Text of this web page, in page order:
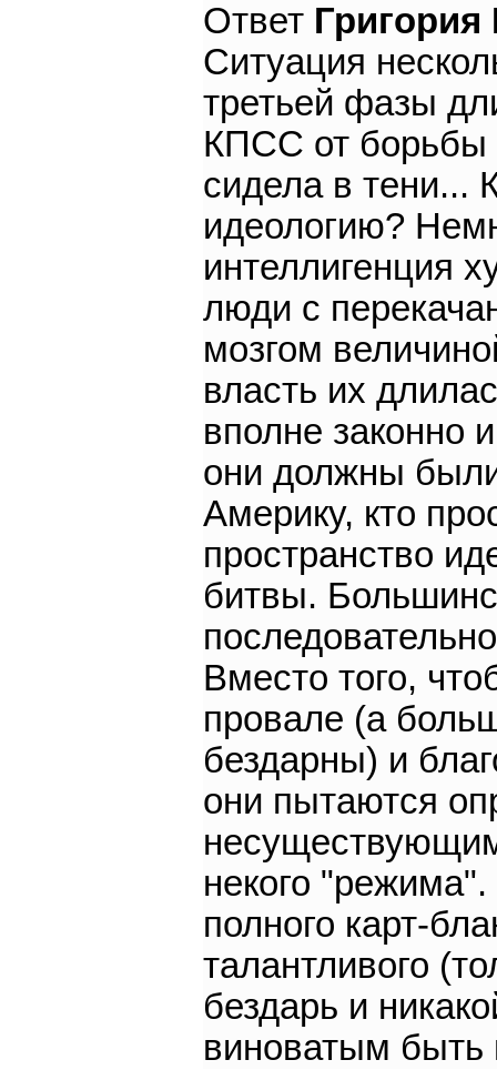
Ответ
Ситуация
третьей фазы
КПСС от борьбы
сидела в тени...
идеологию?
интеллигенция
люди с
мозгом
власть их
вполне законно
они должны
Америку, кто
пространство
битвы.
Вместо того,
провале (а
бездарны) и
они пытаются
некого
полного карт-
талантливого
бездарь и
виноватым быть